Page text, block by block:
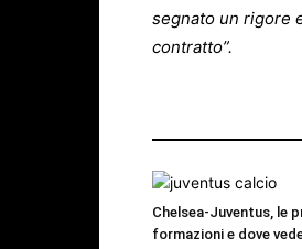
segnato un rigore
contratto”.
Chelsea-Juventus, le
formazioni e dove